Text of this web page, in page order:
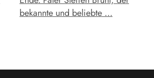
bekannte und beliebte …